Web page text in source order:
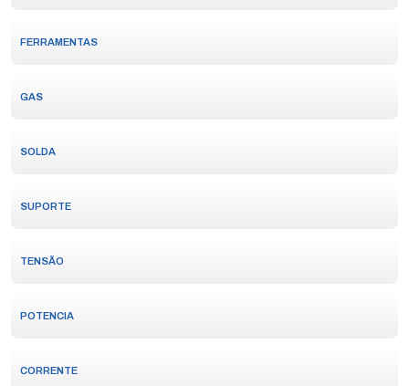
FERRAMENTAS
GAS
SOLDA
SUPORTE
TENSÃO
POTENCIA
CORRENTE